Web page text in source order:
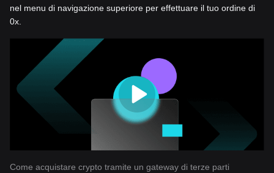
nel menu di navigazione superiore per effettuare il tuo ordine di
0x.
Come acquistare crypto tramite un gateway di terze parti